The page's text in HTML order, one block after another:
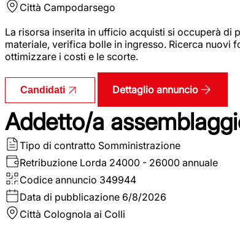
Città Campodarsego
La risorsa inserita in ufficio acquisti si occuperà
materiale, verifica bolle in ingresso. Ricerca
ottimizzare i costi e le scorte.
Candidati Dettaglio annuncio
Addetto/a
Tipo di contratto Somministrazione
Retribuzione Lorda 24000 - 26000 annuale
Codice annuncio 349944
Data di pubblicazione 6/8/2026
Città Colognola ai Colli